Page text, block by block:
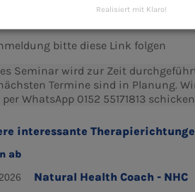
bitte diese Link folgen
Seminar wird zur Zeit
Termine sind in Planung.
per WhatsApp 0152 55171813
interessante
ab
Natural Health Coach - NHC
Realisiert mit Klaro!